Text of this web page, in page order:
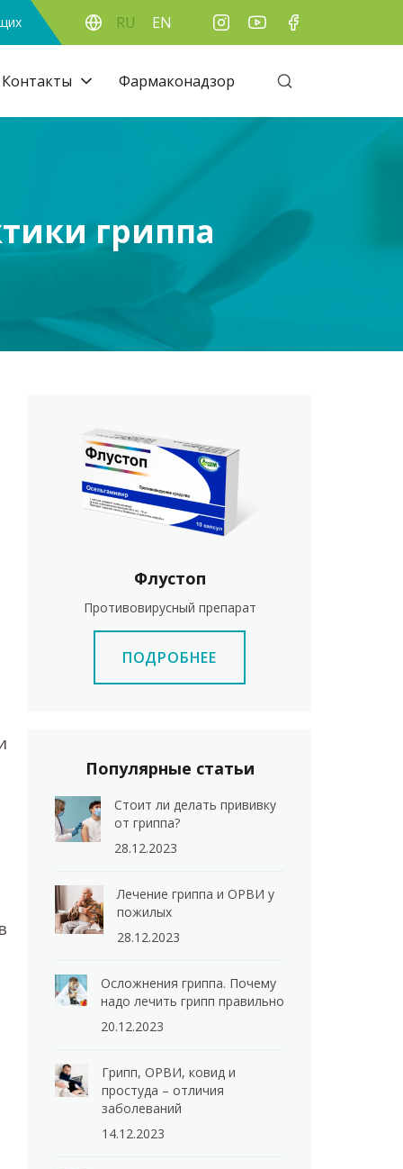
RU EN
Контакты Фармаконадзор
гриппа
Флустоп
Противовирусный препарат
ПОДРОБНЕЕ
Популярные статьи
Стоит ли делать прививку
от гриппа?
28.12.2023
Лечение гриппа и ОРВИ у
пожилых
28.12.2023
Осложнения гриппа. Почему
надо лечить грипп правильно
20.12.2023
Грипп, ОРВИ, ковид и
простуда – отличия
заболеваний
14.12.2023